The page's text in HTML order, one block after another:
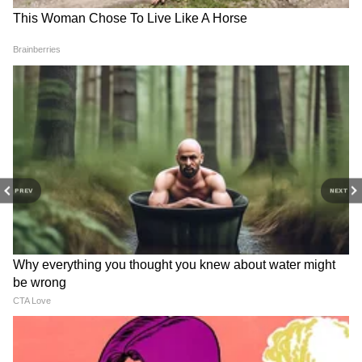
PREV NEXT
Related Articles
महाराष्ट्र तापला: उष्णतेच्या लाटेचा इशारा, पुढील काही दिवस
धोक्याचे असल्यामुळं बाहेर न पडण्याची दिली सूचना
Thane Fire News : गावदेवी भाजी मार्केटला भीषण